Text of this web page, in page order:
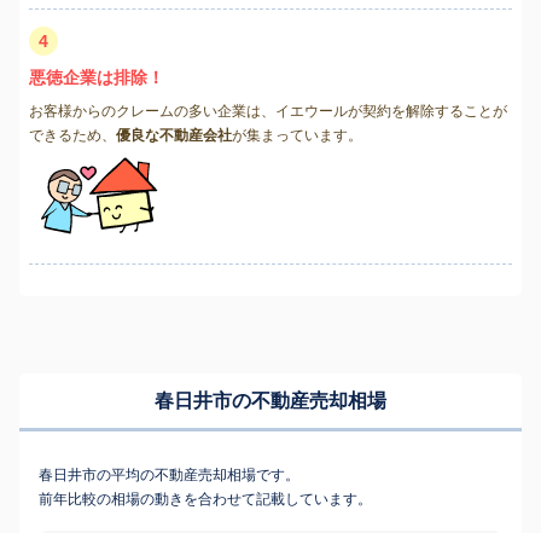
4
悪徳企業は排除！
お客様からのクレームの多い企業は、イエウールが契約を解除することが
できるため、 優良な不動産会社が集まっています。
春日井市の不動産売却相場
春日井市の平均の不動産売却相場です。
前年比較の相場の動きを合わせて記載しています。